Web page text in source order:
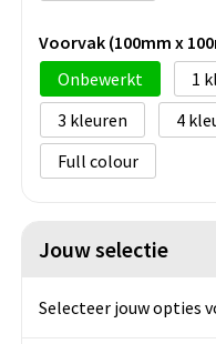
Voorvak (100mm x
Onbewerkt
1
3
4
Full colour
Jouw selectie
Selecteer jouw opties